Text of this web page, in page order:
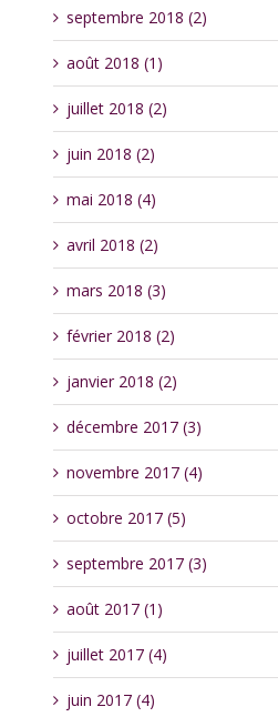
septembre 2018 (2)
août 2018 (1)
juillet 2018 (2)
juin 2018 (2)
mai 2018 (4)
avril 2018 (2)
mars 2018 (3)
février 2018 (2)
janvier 2018 (2)
décembre 2017 (3)
novembre 2017 (4)
octobre 2017 (5)
septembre 2017 (3)
août 2017 (1)
juillet 2017 (4)
juin 2017 (4)